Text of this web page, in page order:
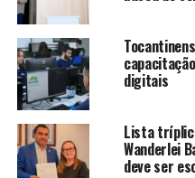
digitais
Lista
Wanderlei
deve ser